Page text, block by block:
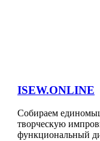
ISEW.ONLINE
Собираем
творческую
функциональный